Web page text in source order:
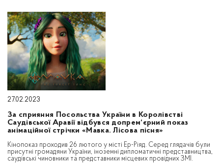
27.02.2023
За сприяння Посольства України в Королівстві
Саудівської Аравії відбувся допрем‘єрний показ
анімаційної стрічки «Мавка. Лісова пісня»
Кінопоказ проходив 26 лютого у місті Ер-Ріяд. Серед глядачів були
присутні громадяни України, іноземні дипломатичні представництва,
саудівські чиновники та представники місцевих провідних ЗМІ.